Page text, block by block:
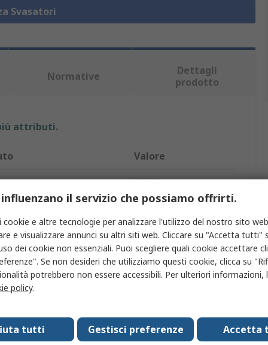
Svasatori
Normative
Dettagli
prodotto
attributi.
Valore
EXACT
Lamatori
guida 3.4mm
filetto M3
tagliente 6mm
di pezzi 1
il servizio che possiamo offrirti.
cookie e altre tecnologie per analizzare l'utilizzo del nostro sito
e visualizzare annunci su altri siti web. Cliccare su "Accetta tutti"
dei cookie non essenziali. Puoi scegliere quali cookie accettare
Se non desideri che utilizziamo questi cookie, clicca su
potrebbero non essere accessibili. Per ulteriori informazioni,
policy.
Accetta
Gestisci preferenze
tutti